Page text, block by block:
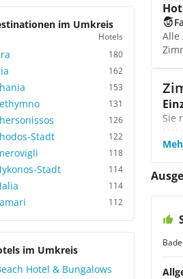
Umgebung. Die 50
sich auf das 2-
und das 3-
Zur
des Hotels gehören
und eine
Im Außenbereich
der Süßwasserpool
und Poolbar.
eigenen sich
ein ausgiebiges
Sportmöglichkeiten
sich auch der
zahlreichen
Anbietern an. Das
im Umkreis
Hotels
180
162
153
131
126
Stadt 122
118
Stadt 114
114
112
im Umkreis
Hotel & Bungalows
Alle
Sie
für
Mit